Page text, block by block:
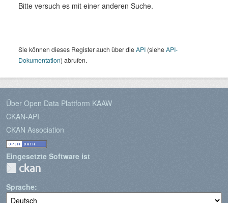
Bitte versuch es mit einer anderen Suche.
Sie können dieses Register auch über dieAPI (sieheAPI-
Dokumentation) abrufen.
Über Open Data Plattform KAAW
CKAN-API
CKAN Association
Eingesetzte Software ist
Sprache